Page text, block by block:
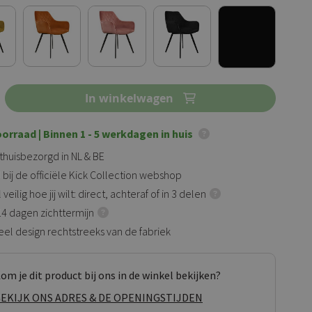
In winkelwagen
| Binnen 1 - 5 werkdagen in huis
in NL & BE
bij de officiële Kick Collection webshop
veilig hoe jij wilt: direct, achteraf of in 3 delen
dagen zichttermijn
design rechtstreeks van de fabriek
je dit product bij ons in de winkel bekijken?
ONS ADRES & DE OPENINGSTIJDEN